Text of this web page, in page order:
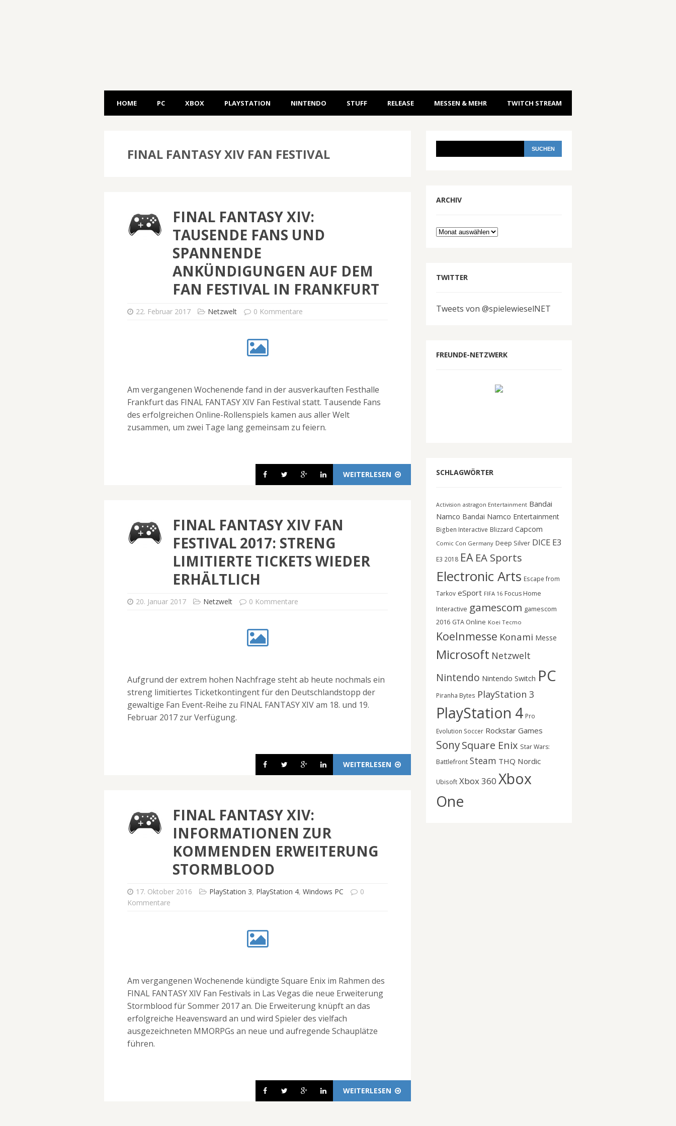
HOME PC XBOX PLAYSTATION NINTENDO STUFF RELEASE MESSEN & MEHR TWITCH STREAM
FINAL FANTASY XIV FAN FESTIVAL
FINAL FANTASY XIV:
TAUSENDE FANS UND
SPANNENDE
ANKÜNDIGUNGEN AUF DEM
FAN FESTIVAL IN FRANKFURT
22. Februar 2017 Netzwelt 0 Kommentare
Am vergangenen Wochenende fand in der ausverkauften Festhalle
Frankfurt das FINAL FANTASY XIV Fan Festival statt. Tausende Fans
des erfolgreichen Online-Rollenspiels kamen aus aller Welt
zusammen, um zwei Tage lang gemeinsam zu feiern.
WEITERLESEN
FINAL FANTASY XIV FAN
FESTIVAL 2017: STRENG
LIMITIERTE TICKETS WIEDER
ERHÄLTLICH
20. Januar 2017 Netzwelt 0 Kommentare
Aufgrund der extrem hohen Nachfrage steht ab heute nochmals ein
streng limitiertes Ticketkontingent für den Deutschlandstopp der
gewaltige Fan Event-Reihe zu FINAL FANTASY XIV am 18. und 19.
Februar 2017 zur Verfügung.
WEITERLESEN
FINAL FANTASY XIV:
INFORMATIONEN ZUR
KOMMENDEN ERWEITERUNG
STORMBLOOD
17. Oktober 2016 PlayStation 3, PlayStation 4, Windows PC
0
Kommentare
Am vergangenen Wochenende kündigte Square Enix im Rahmen des
FINAL FANTASY XIV Fan Festivals in Las Vegas die neue Erweiterung
Stormblood für Sommer 2017 an. Die Erweiterung knüpft an das
erfolgreiche Heavensward an und wird Spieler des vielfach
ausgezeichneten MMORPGs an neue und aufregende Schauplätze
führen.
WEITERLESEN
ARCHIV
Archiv
TWITTER
Tweets von @spielewieselNET
FREUNDE-NETZWERK
SCHLAGWÖRTER
Activision astragon Entertainment Bandai
Namco Bandai Namco Entertainment
Bigben Interactive Blizzard Capcom
Comic Con Germany Deep Silver DICE E3
E3 2018 EA EA Sports
Electronic Arts Escape from
Tarkov eSport FIFA 16 Focus Home
Interactive gamescom gamescom
2016 GTA Online Koei Tecmo
Koelnmesse Konami Messe
Microsoft Netzwelt
Nintendo Nintendo Switch PC
Piranha Bytes PlayStation 3
PlayStation 4 Pro
Evolution Soccer Rockstar Games
SonySquare Enix Star Wars:
Battlefront Steam THQ Nordic
Ubisoft Xbox 360 Xbox
One